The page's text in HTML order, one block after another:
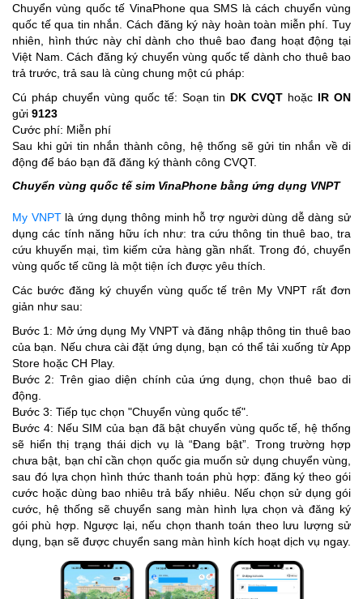
Chuyển vùng quốc tế VinaPhone qua SMS là cách chuyển vùng
quốc tế qua tin nhắn. Cách đăng ký này hoàn toàn miễn phí. Tuy
nhiên, hình thức này chỉ dành cho thuê bao đang hoạt động tại
Việt Nam. Cách đăng ký chuyển vùng quốc tế dành cho thuê bao
trả trước, trả sau là cùng chung một cú pháp:
Cú pháp chuyển vùng quốc tế: Soạn tin DK CVQT hoặc IR ON
gửi 9123
Cước phí: Miễn phí
Sau khi gửi tin nhắn thành công, hệ thống sẽ gửi tin nhắn về di
động để báo bạn đã đăng ký thành công CVQT.
Chuyển vùng quốc tế sim VinaPhone bằng ứng dụng VNPT
My VNPTlà ứng dụng thông minh hỗ trợ người dùng dễ dàng sử
dụng các tính năng hữu ích như: tra cứu thông tin thuê bao, tra
cứu khuyến mại, tìm kiếm cửa hàng gần nhất. Trong đó, chuyển
vùng quốc tế cũng là một tiện ích được yêu thích.
Các bước đăng ký chuyển vùng quốc tế trên My VNPT rất đơn
giản như sau:
Bước 1: Mở ứng dụng My VNPT và đăng nhập thông tin thuê bao
của bạn. Nếu chưa cài đặt ứng dụng, bạn có thể tải xuống từ App
Store hoặc CH Play.
Bước 2: Trên giao diện chính của ứng dụng, chọn thuê bao di
động.
Bước 3: Tiếp tục chọn "Chuyển vùng quốc tế".
Bước 4: Nếu SIM của bạn đã bật chuyển vùng quốc tế, hệ thống
sẽ hiển thị trạng thái dịch vụ là “Đang bật”. Trong trường hợp
chưa bật, bạn chỉ cần chọn quốc gia muốn sử dụng chuyển vùng,
sau đó lựa chọn hình thức thanh toán phù hợp: đăng ký theo gói
cước hoặc dùng bao nhiêu trả bấy nhiêu. Nếu chọn sử dụng gói
cước, hệ thống sẽ chuyển sang màn hình lựa chọn và đăng ký
gói phù hợp. Ngược lại, nếu chọn thanh toán theo lưu lượng sử
dụng, bạn sẽ được chuyển sang màn hình kích hoạt dịch vụ ngay.